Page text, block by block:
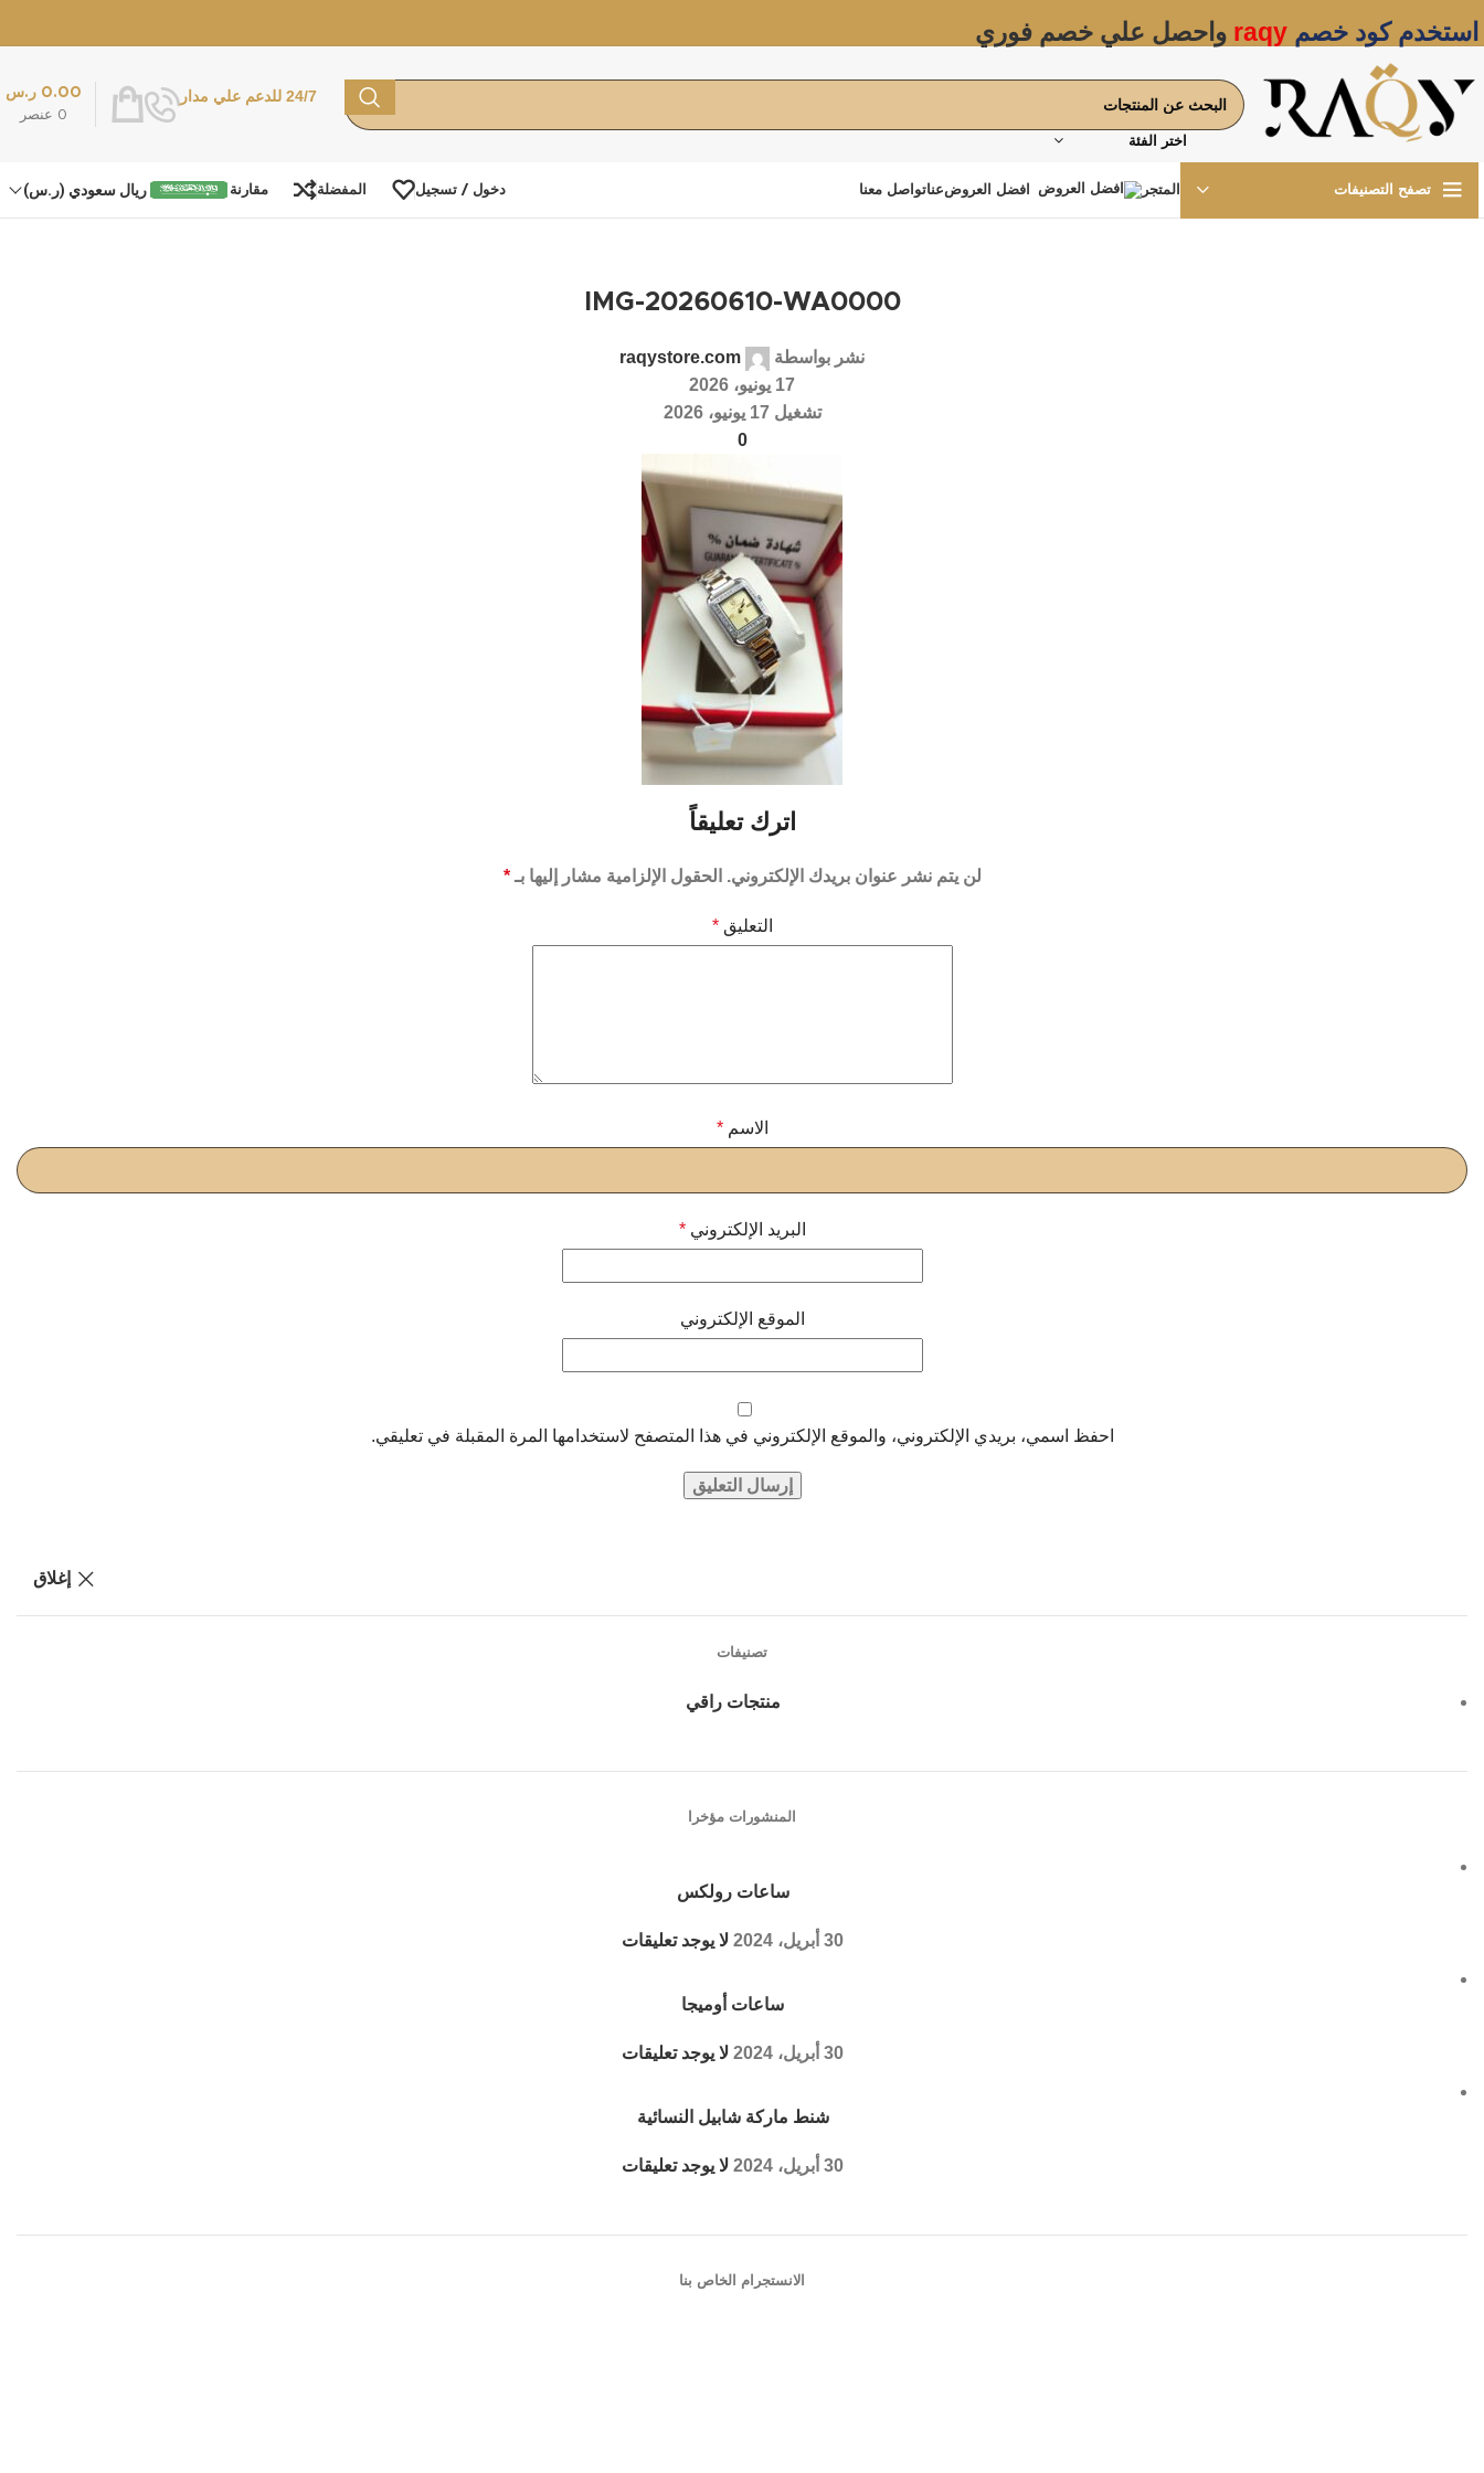
استخدم كود خصم raqy واحصل علي خصم فوري
اختر الفئة
24/7 للدعم علي مدار
0 عنصر
0.00 ر.س
تصفح التصنيفات المتجر افضل العروضعناتواصل معنا دخول / تسجيل المفضلة مقارنة ريال سعودي (ر.س)
IMG-20260610-WA0000
نشر بواسطة
raqystore.com
17 يونيو، 2026
تشغيل 17 يونيو، 2026
0
اترك تعليقاً
لن يتم نشر عنوان بريدك الإلكتروني. الحقول الإلزامية مشار إليها بـ*
التعليق*
الاسم*
البريد الإلكتروني*
الموقع الإلكتروني
احفظ اسمي، بريدي الإلكتروني، والموقع الإلكتروني في هذا المتصفح لاستخدامها المرة المقبلة في تعليقي.
إغلاق
تصنيفات
منتجات راقي
المنشورات مؤخرا
ساعات رولكس
30 أبريل، 2024 لا يوجد تعليقات
ساعات أوميجا
30 أبريل، 2024 لا يوجد تعليقات
شنط ماركة شابيل النسائية
30 أبريل، 2024 لا يوجد تعليقات
الانستجرام الخاص بنا